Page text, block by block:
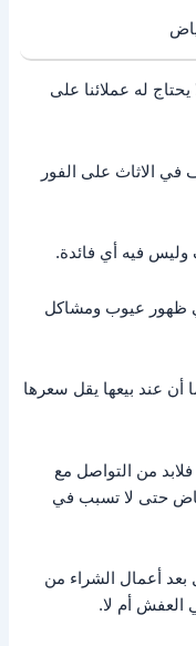
له عملائنا على
في الاثاث على الفور
وليس فيه أي فائدة.
ظهور عيوب ومشاكل
أن عند بيعها يقل سعرها
من التواصل مع
حتى لا تسبب في
بعد أعمال الشراء من
العفش أم لا.